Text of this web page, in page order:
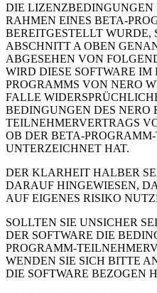
DIE LIZENZBEDINGUNGEN
RAHMEN EINES BETA-
BEREITGESTELLT WURDE,
ABSCHNITT A OBEN
ABGESEHEN VON
WIRD DIESE SOFTWARE
PROGRAMMS VON NERO
FALLE
BEDINGUNGEN DES NERO
TEILNEHMERVERTRAGS
OB DER BETA-
UNTERZEICHNET HAT.
DER KLARHEIT HALBER
DARAUF HINGEWIESEN,
AUF EIGENES RISIKO
SOLLTEN SIE UNSICHER
DER SOFTWARE DIE
PROGRAMM-
WENDEN SIE SICH BITTE
DIE SOFTWARE BEZOGEN